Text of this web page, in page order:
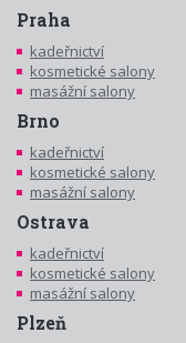
Praha
kadeřnictví
kosmetické salony
masážní salony
Brno
kadeřnictví
kosmetické salony
masážní salony
Ostrava
kadeřnictví
kosmetické salony
masážní salony
Plzeň